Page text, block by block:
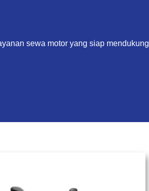
sewa motor yang siap mendukung